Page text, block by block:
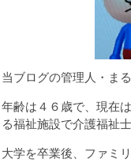
当ブログの管理人・ま
年齢は４６歳で、現在
る福祉施設で介護福祉
大学を卒業後、ファミ